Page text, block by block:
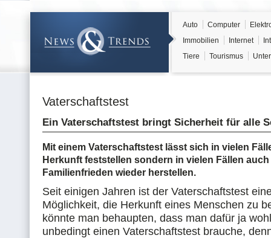
Auto Computer
Immobilien
Internet
Tiere
Tourismus
Vaterschaftstest
Ein Vaterschaftstest bringt Sicherheit für alle
Mit einem Vaterschaftstest lässt sich in vielen
Herkunft feststellen sondern in vielen Fällen auch
Familienfrieden wieder herstellen.
Seit einigen Jahren ist der Vaterschaftstest
Möglichkeit, die Herkunft eines Menschen zu
könnte man behaupten, dass man dafür ja
unbedingt einen Vaterschaftstest brauche,